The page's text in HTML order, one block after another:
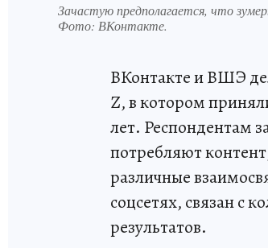
Зачастую предполагается, что
Фото: ВКонтакте.
ВКонтакте и ВШЭ
Z, в котором
лет. Респондентам
потребляют
различные
соцсетях, связан с
результатов.